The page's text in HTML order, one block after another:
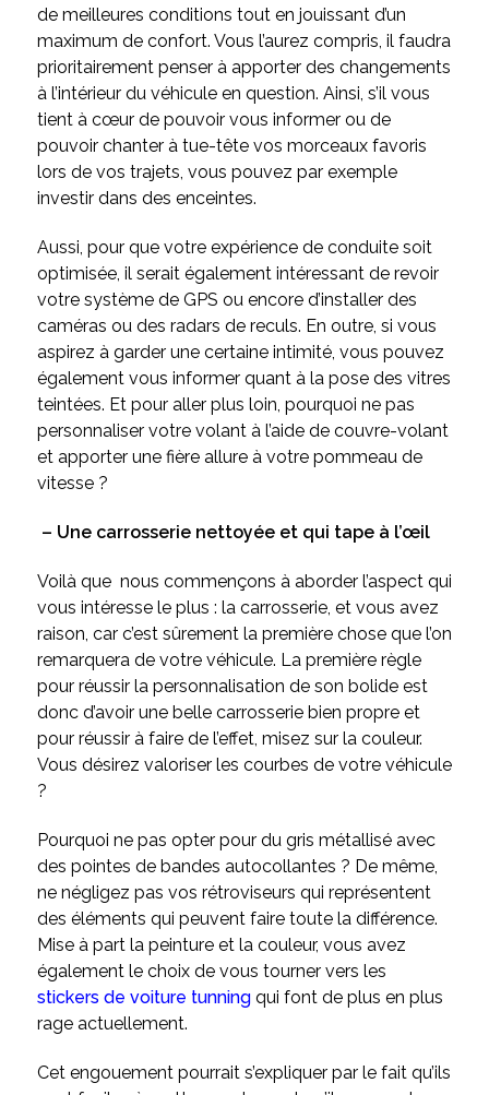
de meilleures conditions tout en jouissant d’un
maximum de confort. Vous l’aurez compris, il faudra
prioritairement penser à apporter des changements
à l’intérieur du véhicule en question. Ainsi, s’il vous
tient à cœur de pouvoir vous informer ou de
pouvoir chanter à tue-tête vos morceaux favoris
lors de vos trajets, vous pouvez par exemple
investir dans des enceintes.
Aussi, pour que votre expérience de conduite soit
optimisée, il serait également intéressant de revoir
votre système de GPS ou encore d’installer des
caméras ou des radars de reculs. En outre, si vous
aspirez à garder une certaine intimité, vous pouvez
également vous informer quant à la pose des vitres
teintées. Et pour aller plus loin, pourquoi ne pas
personnaliser votre volant à l’aide de couvre-volant
et apporter une fière allure à votre pommeau de
vitesse ?
– Une carrosserie nettoyée et qui tape à l’œil
Voilà que nous commençons à aborder l’aspect qui
vous intéresse le plus : la carrosserie, et vous avez
raison, car c’est sûrement la première chose que l’on
remarquera de votre véhicule. La première règle
pour réussir la personnalisation de son bolide est
donc d’avoir une belle carrosserie bien propre et
pour réussir à faire de l’effet, misez sur la couleur.
Vous désirez valoriser les courbes de votre véhicule
?
Pourquoi ne pas opter pour du gris métallisé avec
des pointes de bandes autocollantes ? De même,
ne négligez pas vos rétroviseurs qui représentent
des éléments qui peuvent faire toute la différence.
Mise à part la peinture et la couleur, vous avez
également le choix de vous tourner vers les
stickers de voiture tunningqui font de plus en plus
rage actuellement.
Cet engouement pourrait s’expliquer par le fait qu’ils